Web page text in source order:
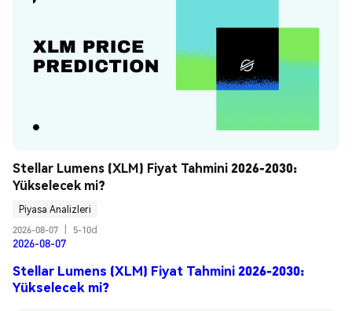
Stellar Lumens (XLM) Fiyat Tahmini 2026-2030:
Yükselecek mi?
Piyasa Analizleri
2026-08-07
5-10d
2026-08-07
Stellar Lumens (XLM) Fiyat Tahmini 2026-2030:
Yükselecek mi?